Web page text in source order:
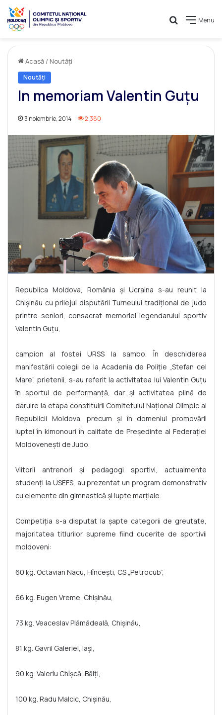
Menu
Caută
Acasă / Noutăți
Noutăți
In memoriam Valentin Guțu
3 noiembrie, 2014 2.380
Republica Moldova, România și Ucraina s-au reunit la
Chișinău cu prilejul disputării Turneului tradițional de judo
printre seniori, consacrat memoriei legendarului sportiv
Valentin Guțu,
campion al fostei URSS la sambo. În deschiderea
manifestării colegii de la Acadenia de Poliție „Stefan cel
Mare”, prietenii, s-au referit la activitatea lui Valentin Guțu
în sportul de performanță, dar și activitatea plină de
daruire la etapa constituirii Comitetului Național Olimpic al
Republicii Moldova, precum și în domeniul promovării
luptei în kimonouri în calitate de Președinte al Federației
Moldovenești de Judo.
Viitorii antrenori și pedagogi sportivi, actualmente
studenți la USEFS, au prezentat un program demonstrativ
cu elemente din gimnastică și lupte marțiale.
Competiția s-a disputat la șapte categorii de greutate,
majoritatea titlurilor supreme fiind cucerite de sportivii
moldoveni:
60 kg. Octavian Nacu, Hîncești, CS „Petrocub”,
66 kg. Eugen Vreme, Chișinău,
73 kg. Veaceslav Plămădeală, Chișinău,
81 kg. Gavril Galeriel, Iași,
90 kg. Valeriu Chișcă, Bălți,
100 kg. Radu Malcic, Chișinău,